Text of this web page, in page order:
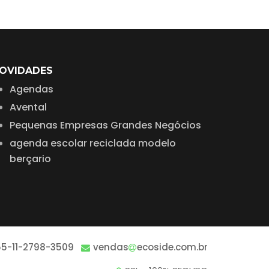
Agendas
Avental
Pequenas Empresas Grandes Negócios
agenda escolar reciclada modelo
berçario
11-2798-3509 vendas
ecoside.com.br